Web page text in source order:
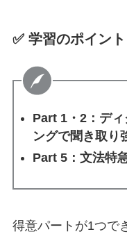
✅ 学習のポイント
Part 1・2：デ
ングで聞き取り
Part 5：文法特
得意パートが1つで